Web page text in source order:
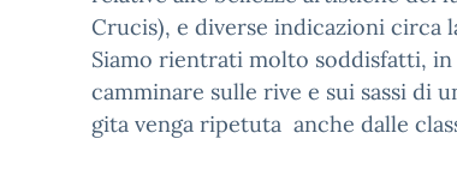
Crucis), e diverse indicazioni circa
Siamo rientrati molto soddisfatti,
camminare sulle rive e sui sassi di
gita venga ripetuta anche dalle